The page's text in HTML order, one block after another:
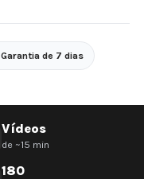
Garantia de 7 dias
Vídeos
de ~15 min
180